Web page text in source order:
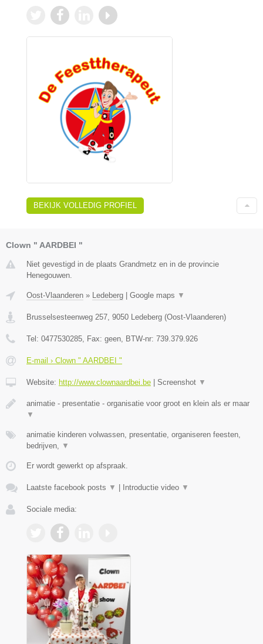
BEKIJK VOLLEDIG PROFIEL
Clown " AARDBEI "
Niet gevestigd in de plaats Grandmetz en in de provincie
Henegouwen.
Oost-Vlaanderen » Ledeberg | Google maps ▼
Brusselsesteenweg 257 9050 Ledeberg (Oost-Vlaanderen)
Tel: 0477530285 , Fax: geen , BTW-nr: 739.379.926
E-mail › Clown " AARDBEI "
Website: http://www.clownaardbei.be | Screenshot ▼
animatie - presentatie - organisatie voor groot en klein als er maar
▼
animatie kinderen volwassen, presentatie, organiseren feesten,
bedrijven,
▼
Er wordt gewerkt op afspraak.
Laatste facebook posts ▼ | Introductie video ▼
Sociale media: